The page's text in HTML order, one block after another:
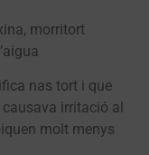
morritort
nas tort i que
causava irritació al
molt menys